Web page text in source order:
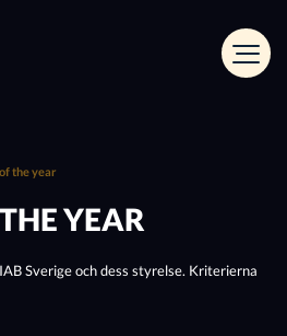
the year
YEAR
Sverige och dess styrelse. Kriterierna